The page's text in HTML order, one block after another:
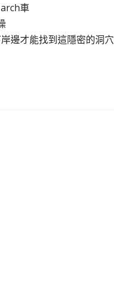
車
邊才能找到這隱密的洞穴